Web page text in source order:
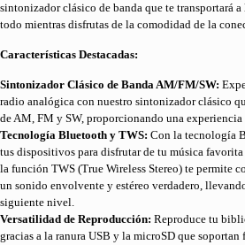
sintonizador clásico de banda que te transportará
todo mientras disfrutas de la comodidad de la
Características Destacadas:
Sintonizador Clásico de Banda AM/FM/SW:
radio analógica con nuestro sintonizador clásico
de AM, FM y SW, proporcionando una
Tecnología Bluetooth y TWS: Con la tecnología
tus dispositivos para disfrutar de tu música
la función TWS (True Wireless Stereo) te permite
un sonido envolvente y estéreo verdadero,
siguiente nivel.
Versatilidad de Reproducción: Reproduce tu
gracias a la ranura USB y la microSD que